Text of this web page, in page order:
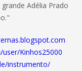
Adélia Prado
Kinhos25000
instrumento/